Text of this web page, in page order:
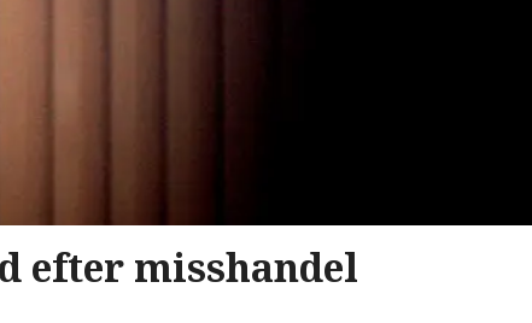
efter misshandel